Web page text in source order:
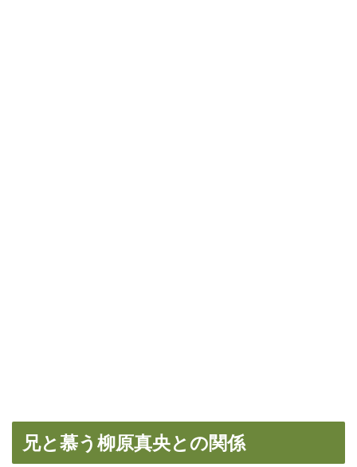
兄と慕う柳原真央との関係